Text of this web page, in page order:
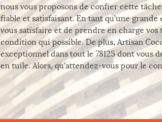
nous vous proposons de confier cette
fiable et satisfaisant. En tant qu’une
vous satisfaire et de prendre en charge
condition qui possible. De plus, Artisan
exceptionnel dans tout le 78125 dont vous
en tuile. Alors, qu’attendez-vous pour le